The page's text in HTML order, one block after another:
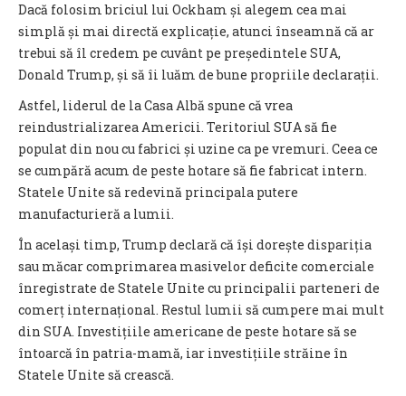
Dacă folosim briciul lui Ockham și alegem cea mai
simplă și mai directă explicație, atunci înseamnă că ar
trebui să îl credem pe cuvânt pe președintele SUA,
Donald Trump, și să îi luăm de bune propriile declarații.
Astfel, liderul de la Casa Albă spune că vrea
reindustrializarea Americii. Teritoriul SUA să fie
populat din nou cu fabrici și uzine ca pe vremuri. Ceea ce
se cumpără acum de peste hotare să fie fabricat intern.
Statele Unite să redevină principala putere
manufacturieră a lumii.
În același timp, Trump declară că își dorește dispariția
sau măcar comprimarea masivelor deficite comerciale
înregistrate de Statele Unite cu principalii parteneri de
comerț internațional. Restul lumii să cumpere mai mult
din SUA. Investițiile americane de peste hotare să se
întoarcă în patria-mamă, iar investițiile străine în
Statele Unite să crească.